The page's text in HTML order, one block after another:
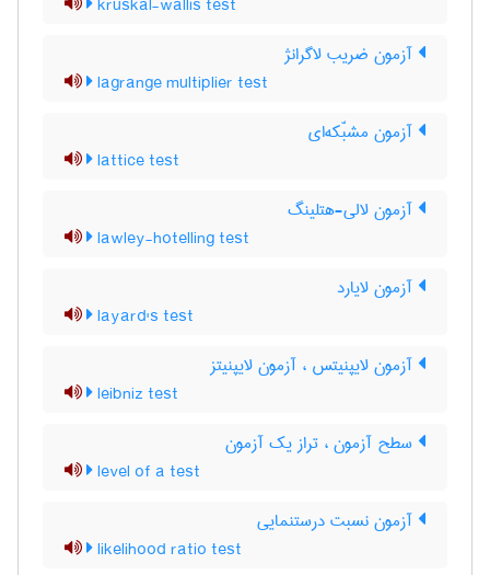
آزمون ضریب لاگرانژ
lagrange multiplier test
آزمون مشبّکه‌ای
lattice test
آزمون لالی-هتلینگ
lawley-hotelling test
آزمون لایارد
layard's test
آزمون لایپنیتس ، آزمون لایپنیتز
leibniz test
سطح آزمون ، تراز یک آزمون
level of a test
آزمون نسبت درستنمایی
likelihood ratio test